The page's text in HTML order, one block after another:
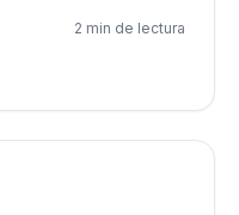
2 min de lectura